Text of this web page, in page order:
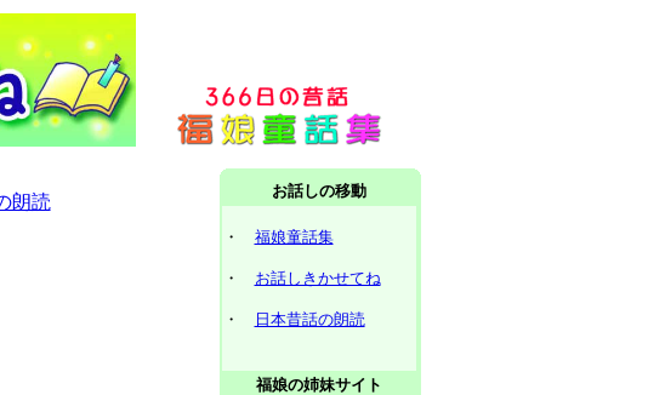
朗読
お話しの移動
・ 福娘童話集
・ お話しきかせてね
・ 日本昔話の朗読
福娘の姉妹サイト